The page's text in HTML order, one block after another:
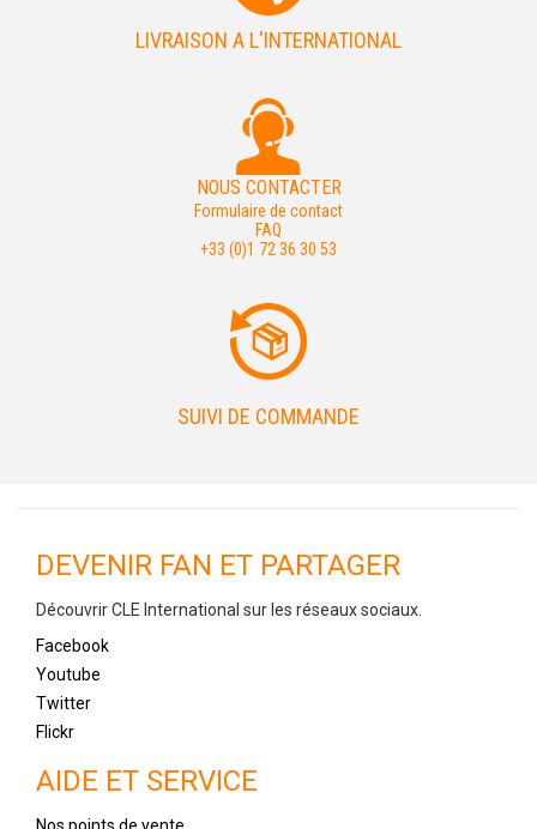
LIVRAISON A L'INTERNATIONAL
NOUS CONTACTER
Formulaire de contact
FAQ
+33 (0)1 72 36 30 53
SUIVI DE COMMANDE
DEVENIR FAN ET PARTAGER
Découvrir CLE International sur les réseaux sociaux.
Facebook
Youtube
Twitter
Flickr
AIDE ET SERVICE